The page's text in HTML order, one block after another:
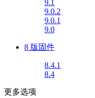
9.1
9.0.2
9.0.1
9.0
8 版固件
8.4.1
8.4
更多选项